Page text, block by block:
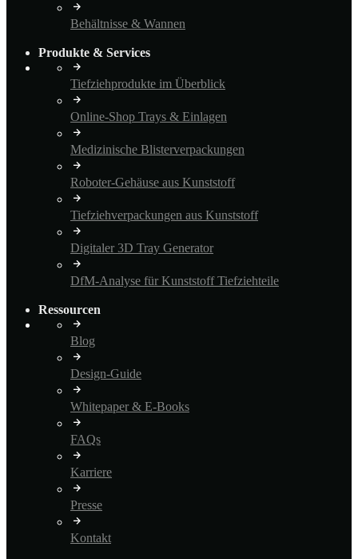
Behältnisse & Wannen
Produkte & Services
Tiefziehprodukte im Überblick
Online-Shop Trays & Einlagen
Medizinische Blisterverpackungen
Roboter-Gehäuse aus Kunststoff
Tiefziehverpackungen aus Kunststoff
Digitaler 3D Tray Generator
DfM-Analyse für Kunststoff Tiefziehteile
Ressourcen
Blog
Design-Guide
Whitepaper & E-Books
FAQs
Karriere
Presse
Kontakt